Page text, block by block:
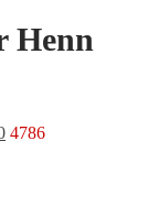
Henn
4786